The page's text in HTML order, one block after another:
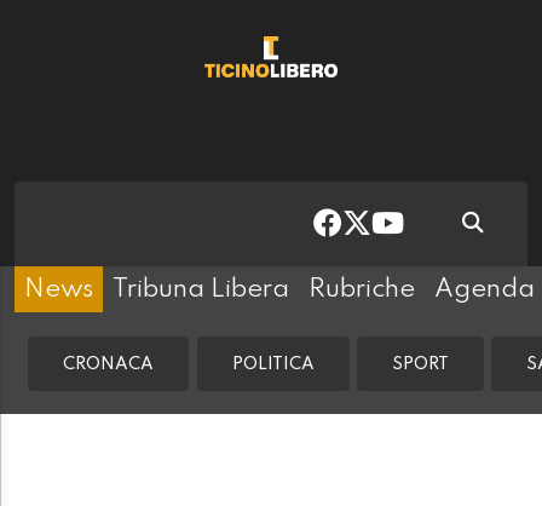
News Tribuna Libera Rubriche Agenda
CRONACA POLITICA SPORT